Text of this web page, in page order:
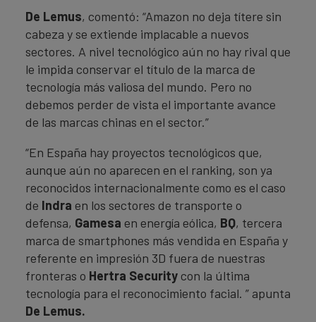
De Lemus, comentó: “Amazon no deja títere sin
cabeza y se extiende implacable a nuevos
sectores. A nivel tecnológico aún no hay rival que
le impida conservar el título de la marca de
tecnología más valiosa del mundo. Pero no
debemos perder de vista el importante avance
de las marcas chinas en el sector.”
“En España hay proyectos tecnológicos que,
aunque aún no aparecen en el ranking, son ya
reconocidos internacionalmente como es el caso
de Indra en los sectores de transporte o
defensa, Gamesa en energía eólica, BQ, tercera
marca de smartphones más vendida en España y
referente en impresión 3D fuera de nuestras
fronteras o Hertra Security con la última
tecnología para el reconocimiento facial. ” apunta
De Lemus.